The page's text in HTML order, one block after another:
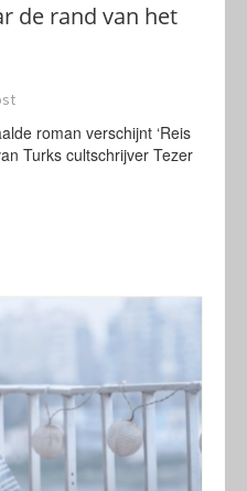
de rand van het
roman verschijnt ‘Reis
Turks cultschrijver Tezer